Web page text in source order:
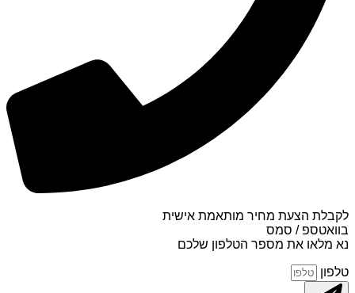
לקבלת הצעת מחיר מותאמת אישית
בוואטספ / סמס
נא מלאו את מספר הטלפון שלכם
טלפון